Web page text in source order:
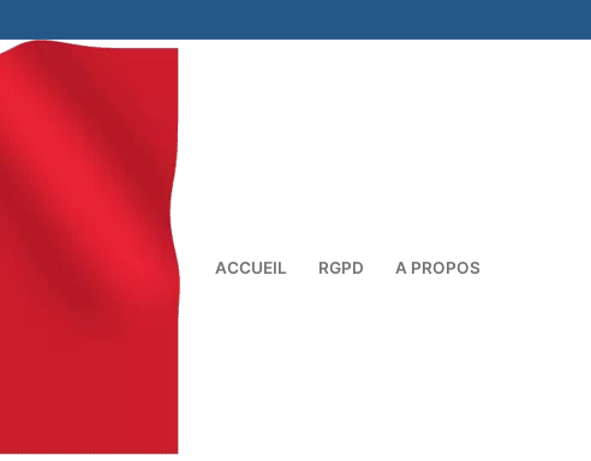
ACCUEIL RGPD A PROPOS